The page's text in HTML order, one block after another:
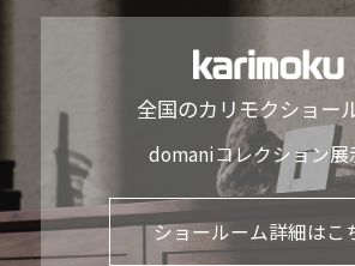
全国のカリモクショー
domaniコレクション展
ショールーム詳細はこ